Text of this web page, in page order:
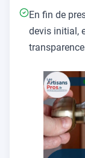
En fin de
devis initial,